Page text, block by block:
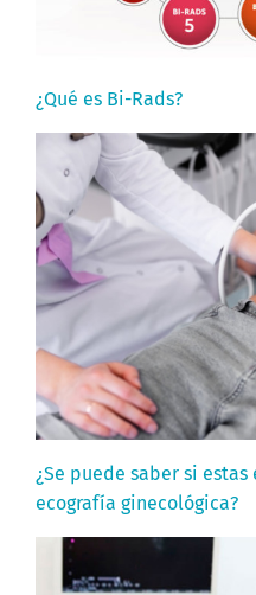
¿Qué es Bi-Rads?
¿Se puede saber si
ecografía ginecológica?